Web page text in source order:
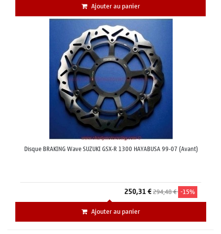
Ajouter au panier
Disque BRAKING Wave SUZUKI GSX-R 1300 HAYABUSA 99-07 (Avant)
250,31 €294,48 € -15%
Ajouter au panier